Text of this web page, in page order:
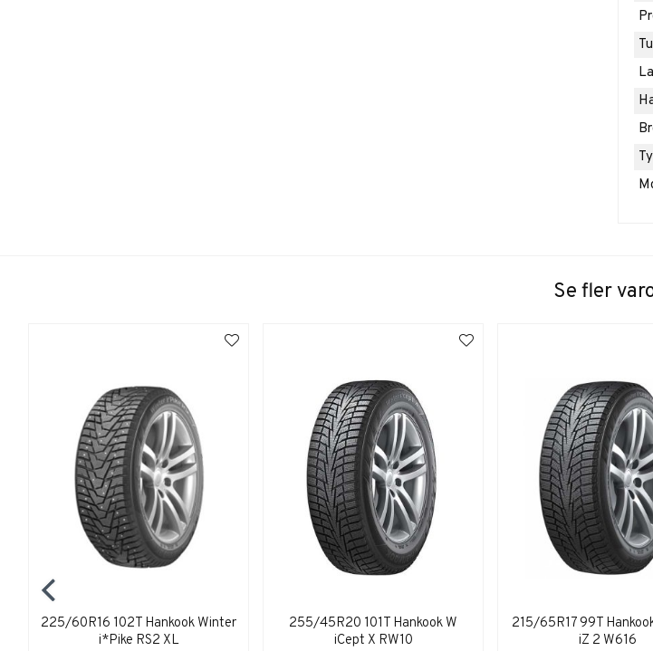
Se fler
225/60R16 102T Hankook Winter
i*Pike RS2 XL
255/45R20 101T Hankook W
iCept X RW10
215/65R17 99T
iZ 2 W616